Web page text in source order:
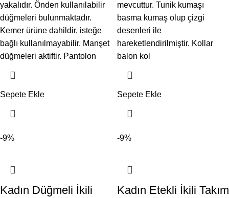
yakalıdır. Önden kullanılabilir
düğmeleri bulunmaktadır.
Kemer ürüne dahildir, isteğe
bağlı kullanılmayabilir. Manşet
düğmeleri aktiftir. Pantolon
Sepete Ekle
mevcuttur. Tunik kumaşı
basma kumaş olup çizgi
desenleri ile
hareketlendirilmiştir. Kollar
balon kol
Sepete Ekle
-9%
Kadın Düğmeli İkili
-9%
Kadın Etekli İkili Takım